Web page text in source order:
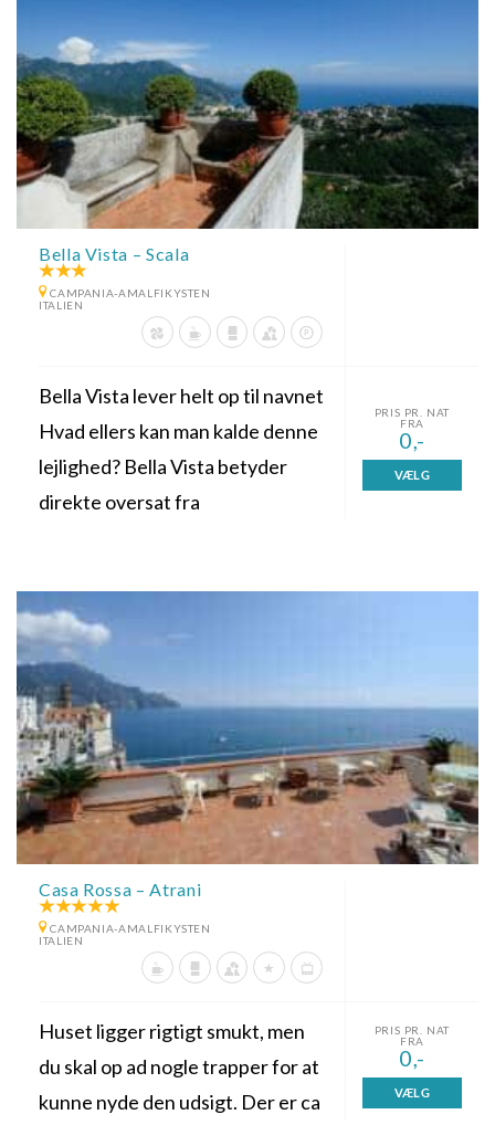
Bella Vista – Scala
CAMPANIA-AMALFIKYSTEN
ITALIEN
Bella Vista lever helt op til navnet
Hvad ellers kan man kalde denne
lejlighed? Bella Vista betyder
direkte oversat fra
PRIS PR. NAT
FRA
0,-
VÆLG
Casa Rossa – Atrani
CAMPANIA-AMALFIKYSTEN
ITALIEN
Huset ligger rigtigt smukt, men
du skal op ad nogle trapper for at
kunne nyde den udsigt. Der er ca
PRIS PR. NAT
FRA
0,-
VÆLG